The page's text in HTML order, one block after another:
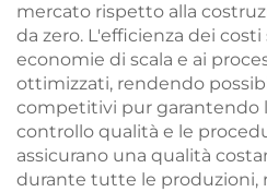
mercato rispetto alla
da zero. L'efficienza dei
economie di scala e ai
ottimizzati, rendendo
competitivi pur garantendo
controllo qualità e le
assicurano una qualità
durante tutte le produzioni,